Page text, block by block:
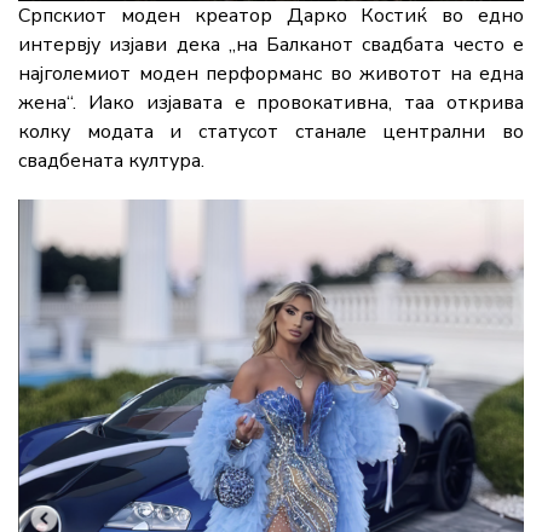
Српскиот моден креатор Дарко Костиќ во едно
интервју изјави дека „на Балканот свадбата често е
најголемиот моден перформанс во животот на една
жена“. Иако изјавата е провокативна, таа открива
колку модата и статусот станале централни во
свадбената култура.